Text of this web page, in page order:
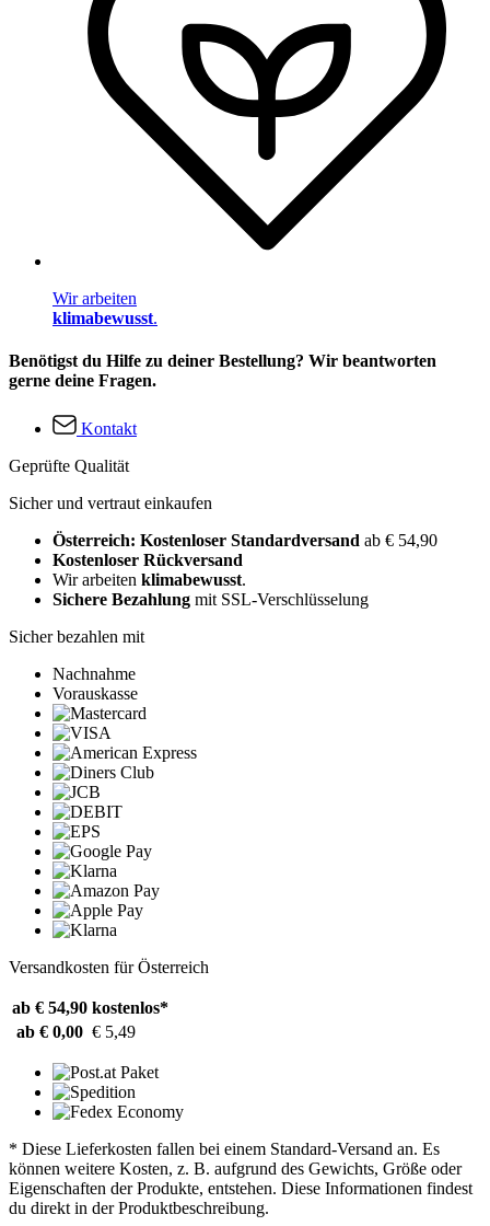
Wir arbeiten
klimabewusst.
Benötigst du Hilfe zu deiner Bestellung? Wir beantworten
gerne deine Fragen.
Kontakt
Geprüfte Qualität
Sicher und vertraut einkaufen
Österreich: Kostenloser Standardversand ab € 54,90
Kostenloser Rückversand
Wir arbeiten klimabewusst.
Sichere Bezahlung mit SSL-Verschlüsselung
Sicher bezahlen mit
Nachnahme
Vorauskasse
Versandkosten für Österreich
ab € 54,90 kostenlos*
ab € 0,00 € 5,49
* Diese Lieferkosten fallen bei einem Standard-Versand an. Es
können weitere Kosten, z. B. aufgrund des Gewichts, Größe oder
Eigenschaften der Produkte, entstehen. Diese Informationen findest
du direkt in der Produktbeschreibung.